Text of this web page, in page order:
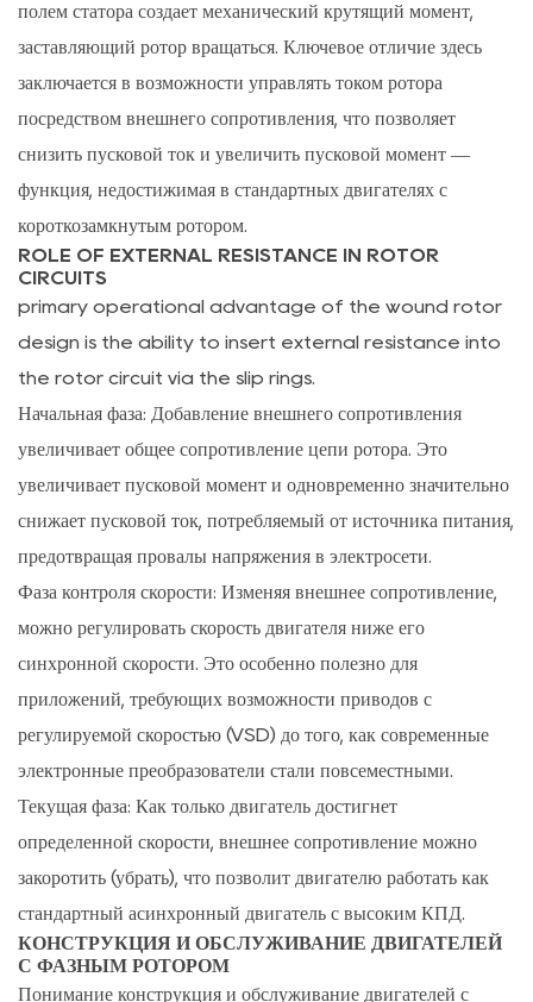
управление
5
Преимущества
двигателя
с
перед
«беличьей
клеткой»
5.1
Высокий
пусковой
пусковой
ток
6
Применение
трехфазных
двигателей
с
Тяжелая
промышленность:
цементная,
металлургическая
полем статора создает механический крутящий момент,
заставляющий ротор вращаться. Ключевое отличие здесь
заключается в возможности управлять током ротора
посредством внешнего сопротивления, что позволяет
снизить пусковой ток и увеличить пусковой момент —
функция, недостижимая в стандартных двигателях с
короткозамкнутым ротором.
ROLE OF EXTERNAL RESISTANCE IN ROTOR
CIRCUITS
primary operational advantage of the wound rotor
design is the ability to insert external resistance into
the rotor circuit via the slip rings.
Начальная фаза: Добавление внешнего сопротивления
увеличивает общее сопротивление цепи ротора. Это
увеличивает пусковой момент и одновременно значительно
снижает пусковой ток, потребляемый от источника питания,
предотвращая провалы напряжения в электросети.
Фаза контроля скорости: Изменяя внешнее сопротивление,
можно регулировать скорость двигателя ниже его
синхронной скорости. Это особенно полезно для
приложений, требующих возможности приводов с
регулируемой скоростью (VSD) до того, как современные
электронные преобразователи стали повсеместными.
Текущая фаза: Как только двигатель достигнет
определенной скорости, внешнее сопротивление можно
закоротить (убрать), что позволит двигателю работать как
стандартный асинхронный двигатель с высоким КПД.
КОНСТРУКЦИЯ И ОБСЛУЖИВАНИЕ ДВИГАТЕЛЕЙ
С ФАЗНЫМ РОТОРОМ
Понимание конструкция и обслуживание двигателей с